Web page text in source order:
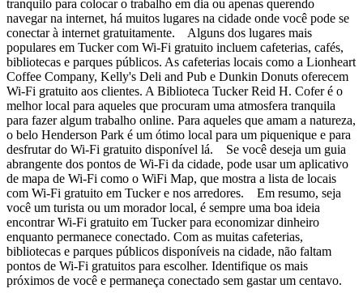
tranquilo para colocar o trabalho em dia ou apenas querendo
navegar na internet, há muitos lugares na cidade onde você pode se
conectar à internet gratuitamente. Alguns dos lugares mais
populares em Tucker com Wi-Fi gratuito incluem cafeterias, cafés,
bibliotecas e parques públicos. As cafeterias locais como a Lionheart
Coffee Company, Kelly's Deli and Pub e Dunkin Donuts oferecem
Wi-Fi gratuito aos clientes. A Biblioteca Tucker Reid H. Cofer é o
melhor local para aqueles que procuram uma atmosfera tranquila
para fazer algum trabalho online. Para aqueles que amam a natureza,
o belo Henderson Park é um ótimo local para um piquenique e para
desfrutar do Wi-Fi gratuito disponível lá. Se você deseja um guia
abrangente dos pontos de Wi-Fi da cidade, pode usar um aplicativo
de mapa de Wi-Fi como o WiFi Map, que mostra a lista de locais
com Wi-Fi gratuito em Tucker e nos arredores. Em resumo, seja
você um turista ou um morador local, é sempre uma boa ideia
encontrar Wi-Fi gratuito em Tucker para economizar dinheiro
enquanto permanece conectado. Com as muitas cafeterias,
bibliotecas e parques públicos disponíveis na cidade, não faltam
pontos de Wi-Fi gratuitos para escolher. Identifique os mais
próximos de você e permaneça conectado sem gastar um centavo.